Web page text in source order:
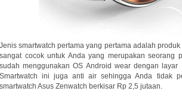
Jenis smartwatch pertama yang pertama adalah
sangat cocok untuk Anda yang merupakan seorang
sudah menggunakan OS Android wear dengan
Smartwatch ini juga anti air sehingga Anda tidak
smartwatch Asus Zenwatch berkisar Rp 2,5 jutaan.